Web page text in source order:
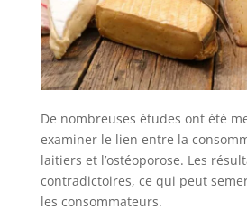
De nombreuses études ont été
examiner le lien entre la
laitiers et l’ostéoporose. Les
contradictoires, ce qui peut
les consommateurs.